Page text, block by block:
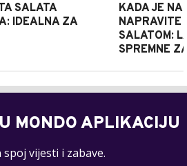
SALATA
IDEALNA ZA
KADA JE
NAPRAVITE
SALATOM:
SPREMNE
MONDO APLIKACIJU
spoj vijesti i zabave.